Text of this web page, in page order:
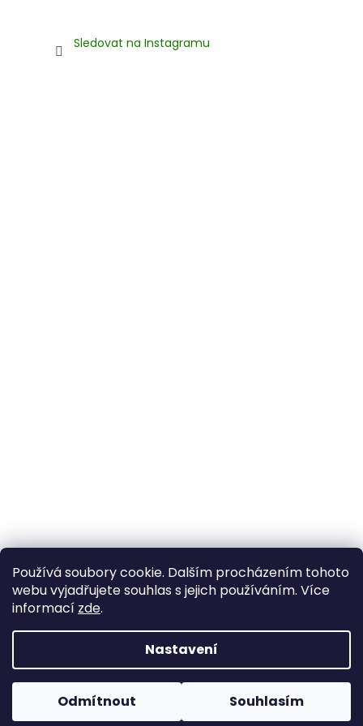
Používá soubory cookie. Dalším procházením tohoto
webu vyjadřujete souhlas s jejich používáním. Více
informací zde.
Nastavení
Odmítnout Souhlasím
Pokud u nás nenajdete konkrétní produkt, neváhejte se
ozvat. Ve většině případů jej můžeme zajistit na
Sledovat na Instagramu
Vytvořil Shoptet
Copyright 2026Horse life . Všechna práva vyhrazena.